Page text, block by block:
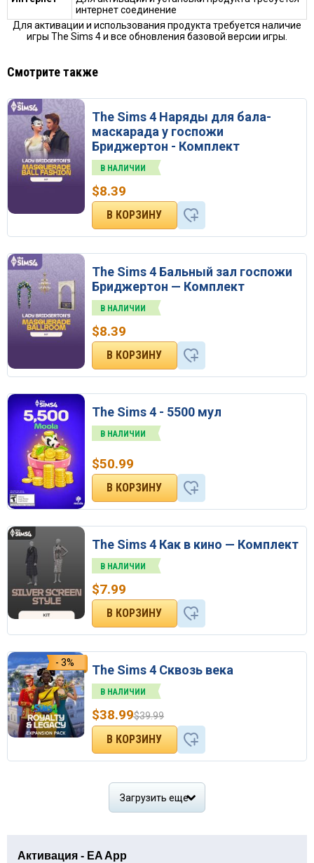
интернет соединение
Для активации и использования продукта требуется наличие
игры The Sims 4 и все обновления базовой версии игры.
Смотрите также
The Sims 4 Наряды для бала-
маскарада у госпожи
Бриджертон - Комплект
В НАЛИЧИИ
$8.39
The Sims 4 Бальный зал госпожи
Бриджертон — Комплект
В НАЛИЧИИ
$8.39
The Sims 4 - 5500 мул
В НАЛИЧИИ
$50.99
The Sims 4 Как в кино — Комплект
В НАЛИЧИИ
$7.99
- 3% The Sims 4 Сквозь века
В НАЛИЧИИ
$39.99
$38.99
Загрузить еще
Активация - EA App